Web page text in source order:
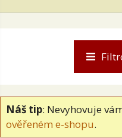
Náš tip: Nevyhovuje
ověřeném e-shopu.